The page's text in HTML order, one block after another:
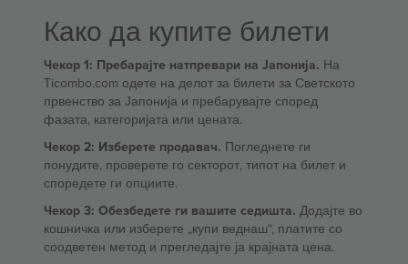
Како да купите билети
Чекор 1: Пребарајте натпревари на Јапонија. На
Ticombo.com одете на делот за билети за Светското
првенство за Јапонија и пребарувајте според
фазата, категоријата или цената.
Чекор 2: Изберете продавач. Погледнете ги
понудите, проверете го секторот, типот на билет и
споредете ги опциите.
Чекор 3: Обезбедете ги вашите седишта. Додајте во
кошничка или изберете „купи веднаш“, платите со
соодветен метод и прегледајте ја крајната цена.